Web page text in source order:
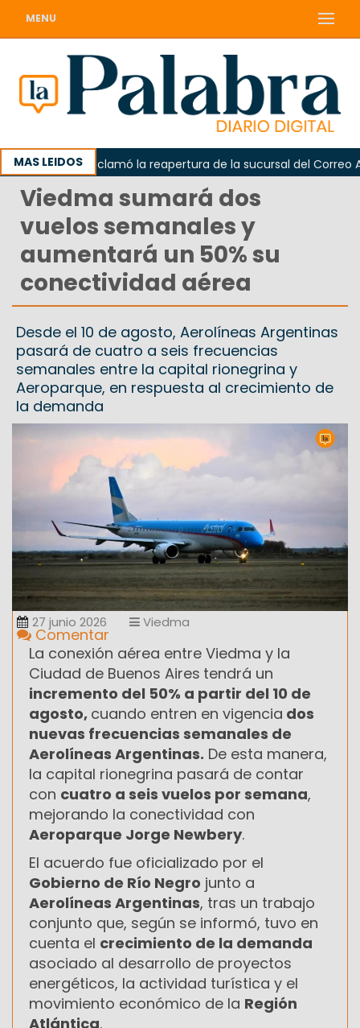
MENU
MAS LEIDOS
Odarda reclamó la reapertura de la sucursal del Correo
Viedma sumará dos
vuelos semanales y
aumentará un 50% su
conectividad aérea
Desde el 10 de agosto, Aerolíneas Argentinas
pasará de cuatro a seis frecuencias
semanales entre la capital rionegrina y
Aeroparque, en respuesta al crecimiento de
la demanda
27 junio 2026 Viedma
Comentar
La conexión aérea entre Viedma y la
Ciudad de Buenos Aires tendrá un
incremento del 50% a partir del 10 de
agosto, cuando entren en vigencia dos
nuevas frecuencias semanales de
Aerolíneas Argentinas. De esta manera,
la capital rionegrina pasará de contar
con cuatro a seis vuelos por semana,
mejorando la conectividad con
Aeroparque Jorge Newbery.
El acuerdo fue oficializado por el
Gobierno de Río Negro junto a
Aerolíneas Argentinas, tras un trabajo
conjunto que, según se informó, tuvo en
cuenta el crecimiento de la demanda
asociado al desarrollo de proyectos
energéticos, la actividad turística y el
movimiento económico de la Región
Atlántica.